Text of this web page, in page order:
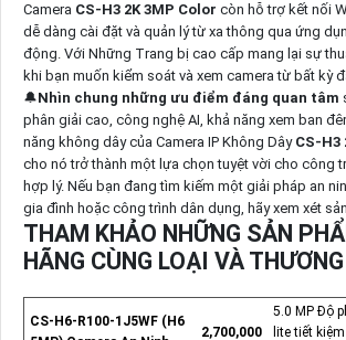
Camera CS-H3 2K 3MP Color còn hỗ trợ kết nối
dễ dàng cài đặt và quản lý từ xa thông qua ứng
động. Với Những Trang bị cao cấp mang lại sự
khi bạn muốn kiểm soát và xem camera từ bất kỳ
🔔Nhìn chung những ưu điểm đáng quan tâm
phân giải cao, công nghệ AI, khả năng xem ban
năng không dây của Camera IP Không Dây CS-H3
cho nó trở thành một lựa chọn tuyệt vời cho công
hợp lý. Nếu bạn đang tìm kiếm một giải pháp an
gia đình hoặc công trình dân dụng, hãy xem xét
THAM KHẢO NHỮNG SẢN
HÃNG CÙNG LOẠI VÀ
CS-H6-R100-1J5WF (H6
2,700,000
5.0 MP Độ
lite tiết